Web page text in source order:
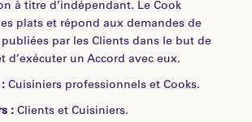
à titre d’indépendant. Le Cook
plats et répond aux demandes de
publiées par les Clients dans le but de
d’exécuter un Accord avec eux.
Cuisiniers professionnels et Cooks.
: Clients et Cuisiniers.